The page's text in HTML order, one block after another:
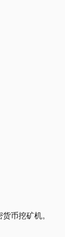
币挖矿机。